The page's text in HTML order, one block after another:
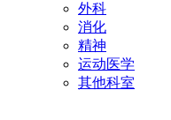
外科
消化
精神
运动医学
其他科室